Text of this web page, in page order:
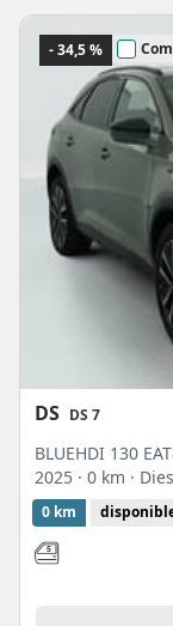
- 34,5 %
DS DS 7
BLUEHDI 130
2025 · 0 km ·
0 km